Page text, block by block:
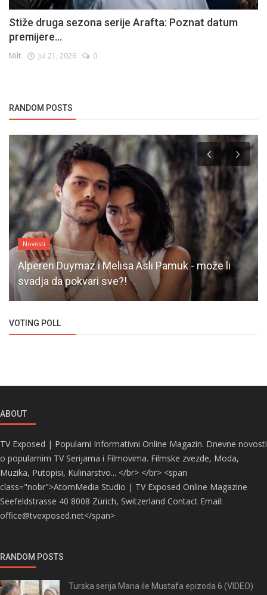
Stiže druga sezona serije Arafta: Poznat datum
premijere...
Milt Jul 21, 2026 0
RANDOM POSTS
TV Serije
Da li je počelo snimanje serije El Turco?!
VOTING POLL
ABOUT
TV Exposed | Popularni Informativni Online Magazin. Dnevne novosti
o popularnim TV Serijama i Filmovima. Filmske zvezde, Moda,
Muzika, Putopisi, Kulinarstvo... </br> </br> <span
class="nobr">AtomMedia Studio | TV Exposed Online Magazine
Seefeldstrasse 40 8008 Zürich, Switzerland Contact Email:
office@tvexposed.net</span>
RANDOM POSTS
Turska serija Maria ile Mustafa epizoda 6 (VIDEO)